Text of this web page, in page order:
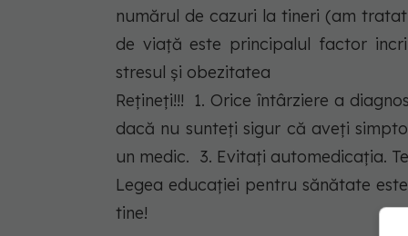
numărul de cazuri la tineri (am
de viață este principalul factor
stresul și obezitatea
Rețineți!!! 1. Orice întârziere a
dacă nu sunteţi sigur că aveţi
un medic. 3. Evitaţi automedicaţia.
Legea educației pentru sănătate
tine!